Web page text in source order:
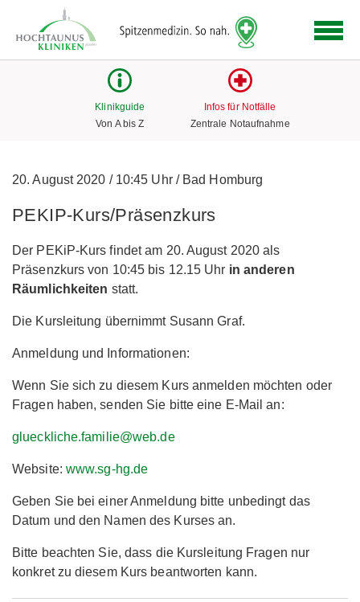
Link
zur
Klinikguide
Von A bis Z
Infos für Notfälle
Zentrale Notaufnahme
20. August 2020 /10:45 Uhr /Bad Homburg
PEKIP-Kurs/Präsenzkurs
Der PEKiP-Kurs findet am 20. August 2020 als
Präsenzkurs von 10:45 bis 12.15 Uhr in anderen
Räumlichkeiten statt.
Die Kursleitung übernimmt Susann Graf.
Anmeldung und Informationen:
Wenn Sie sich zu diesem Kurs anmelden möchten oder
Fragen haben, senden Sie bitte eine E-Mail an:
glueckliche.familie@web.de
Website: www.sg-hg.de
Geben Sie bei einer Anmeldung bitte unbedingt das
Datum und den Namen des Kurses an.
Bitte beachten Sie, dass die Kursleitung Fragen nur
konkret zu diesem Kurs beantworten kann.